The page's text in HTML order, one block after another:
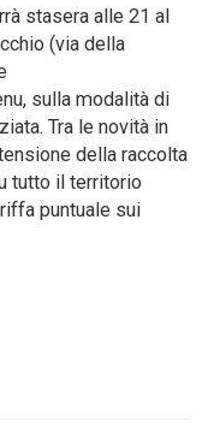
stasera alle 21 al
(via della
sulla modalità di
Tra le novità in
della raccolta
tutto il territorio
puntuale sui